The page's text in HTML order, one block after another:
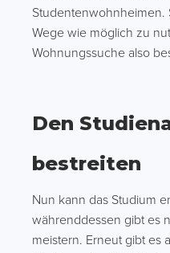
Studentenwohnheimen.
Wege wie möglich zu
Wohnungssuche also
Den
bestreiten
Nun kann das Studium
währenddessen gibt es
meistern. Erneut gibt es